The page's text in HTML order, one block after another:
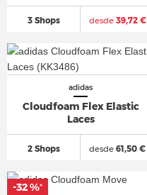
3 Shops desde39,72 €
adidas
Cloudfoam Flex Elastic
Laces
2 Shops desde 61,50 €
-32 %*